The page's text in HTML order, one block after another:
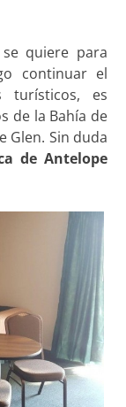
quiere para
continuar el
turísticos, es
de la Bahía de
Glen. Sin duda
de Antelope